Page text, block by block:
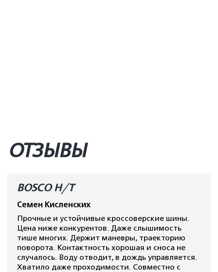
ОТЗЫВЫ
BOSCO H/T
Семен Кисленских
Прочные и устойчивые кроссоверские шины.
Цена ниже конкурентов. Даже слышимость
тише многих. Держит маневры, траекторию
поворота. Контактность хорошая и сноса не
случалось. Воду отводит, в дождь управляется.
Хватило даже проходимости. Совместно с